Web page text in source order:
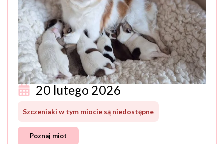
20 lutego 2026
Szczeniaki w tym miocie są niedostępne
Poznaj miot